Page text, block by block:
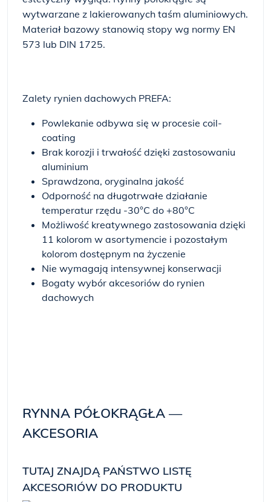
wytwarzane z lakierowanych taśm aluminiowych.
Materiał bazowy stanowią stopy wg normy EN
573 lub DIN 1725.
Zalety rynien dachowych PREFA:
Powlekanie odbywa się w procesie coil-
coating
Brak korozji i trwałość dzięki zastosowaniu
aluminium
Sprawdzona, oryginalna jakość
Odporność na długotrwałe działanie
temperatur rzędu -30°C do +80°C
Możliwość kreatywnego zastosowania dzięki
11 kolorom w asortymencie i pozostałym
kolorom dostępnym na życzenie
Nie wymagają intensywnej konserwacji
Bogaty wybór akcesoriów do rynien
dachowych
RYNNA PÓŁOKRĄGŁA —
AKCESORIA
TUTAJ ZNAJDĄ PAŃSTWO LISTĘ
AKCESORIÓW DO PRODUKTU